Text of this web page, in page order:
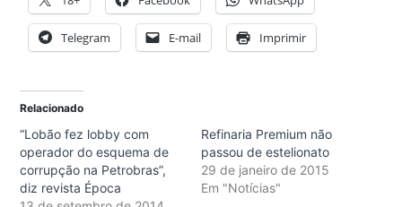
Telegram E-mail Imprimir
Relacionado
“Lobão fez lobby com
operador do esquema de
corrupção na Petrobras”,
diz revista Época
Refinaria Premium não
passou de estelionato
29 de janeiro de 2015
Em "Notícias"